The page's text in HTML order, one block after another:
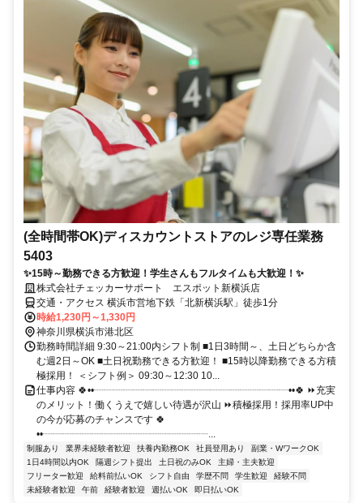
(全時間帯OK)ディスカウントストアのレジ専任業務
5403
✨15時～勤務できる方歓迎！学生さんもフルタイムも大歓迎！✨
株式会社チェッカーサポート エスポット新横浜店
交通・アクセス 横浜市営地下鉄「北新横浜駅」徒歩1分
時給1,230円～1,330円
神奈川県横浜市港北区
勤務時間詳細 9:30～21:00内シフト制 ■1日3時間～、土日どちらか含
む週2日～OK ■土日祝勤務できる方歓迎！ ■15時以降勤務できる方積
極採用！ ＜シフト例＞ 09:30～12:30 10...
仕事内容 🍀••┈┈┈┈┈┈┈┈┈┈┈┈┈┈┈┈┈┈┈┈••🍀 ⏩充実
のメリット！働くうえで嬉しい待遇が沢山 ⏩積極採用！採用率UP中
の今が応募のチャンスです 🍀
••┈┈┈┈┈┈┈┈┈┈┈┈┈┈┈┈┈...
制服あり 業界未経験者歓迎 扶養内勤務OK 社員登用あり
副業・WワークOK
1日4時間以内OK
隔週シフト提出 土日祝のみOK
主婦・主夫歓迎
フリーター歓迎
給料前払いOK シフト自由 学歴不問 学生歓迎
経験不問
未経験者歓迎
午前 経験者歓迎 週払いOK 即日払いOK